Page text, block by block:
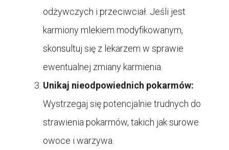
odżywczych i przeciwciał. Jeśli jest
karmiony mlekiem modyfikowanym,
skonsultuj się z lekarzem w sprawie
ewentualnej zmiany karmienia.
Unikaj nieodpowiednich pokarmów:
Wystrzegaj się potencjalnie trudnych do
strawienia pokarmów, takich jak surowe
owoce i warzywa.